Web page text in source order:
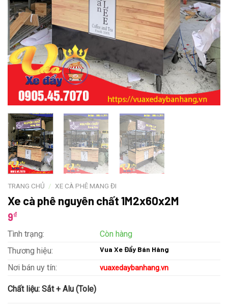
TRANG CHỦ / XE CÀ PHÊ MANG ĐI
Xe cà phê nguyên chất 1M2x60x2M
9₫
Tình trạng:
Còn hàng
Thương hiệu:
Vua Xe Đẩy Bán Hàng
Nơi bán uy tín: vuaxedaybanhang.vn
Chất liệu: Sắt + Alu (Tole)